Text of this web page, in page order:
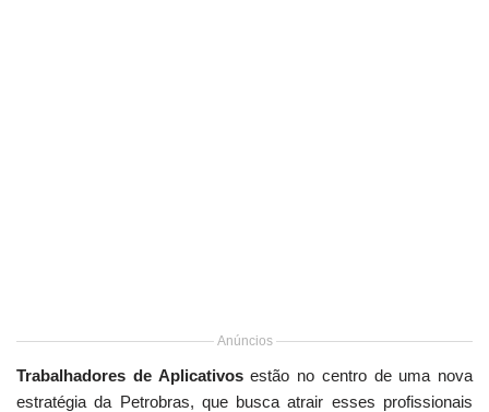
Anúncios
Trabalhadores de Aplicativosestão no centro de uma nova
estratégia da Petrobras, que busca atrair esses profissionais